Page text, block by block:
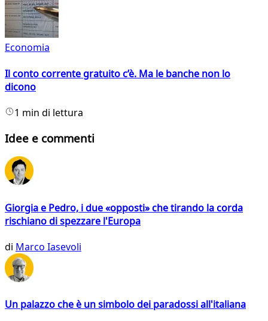
Economia
Il conto corrente gratuito c’è. Ma le banche non lo
dicono
1 min di lettura
Idee e commenti
Giorgia e Pedro, i due «opposti» che tirando la corda
rischiano di spezzare l'Europa
di Marco Iasevoli
Un palazzo che è un simbolo dei paradossi all'italiana